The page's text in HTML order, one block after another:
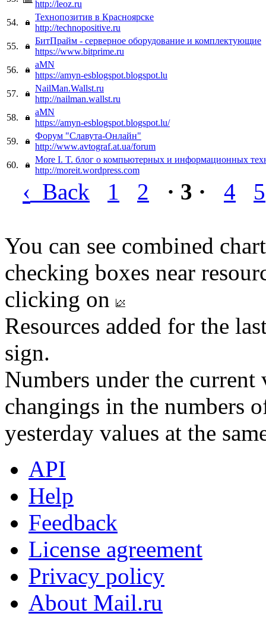
http://leoz.ru
54.
Технопозитив в Красноярске
http://technopositive.ru
55.
БитПрайм - серверное оборудование и комплектующие
https://www.bitprime.ru
56.
aMN
https://amyn-esblogspot.blogspot.lu
57.
NailMan.Wallst.ru
http://nailman.wallst.ru
58.
aMN
https://amyn-esblogspot.blogspot.lu/
59.
Форум "Славута-Онлайн"
http://www.avtograf.at.ua/forum
60.
More I. T. блог о компьютерных и информационных
http://moreit.wordpress.com
‹ Back 1 2 · 3 · 4 5
You can see combined
checking boxes near
clicking on
Resources added for the
sign.
Numbers under the
changings in the numbers
yesterday values at the
API
Help
Feedback
License agreement
Privacy policy
About Mail.ru